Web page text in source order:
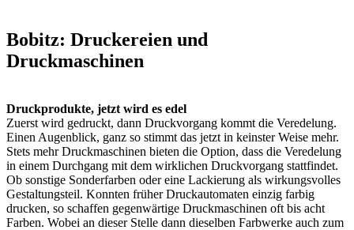
Bobitz: Druckereien und
Druckmaschinen
Druckprodukte, jetzt wird es edel
Zuerst wird gedruckt, dann Druckvorgang kommt die Veredelung.
Einen Augenblick, ganz so stimmt das jetzt in keinster Weise mehr.
Stets mehr Druckmaschinen bieten die Option, dass die Veredelung
in einem Durchgang mit dem wirklichen Druckvorgang stattfindet.
Ob sonstige Sonderfarben oder eine Lackierung als wirkungsvolles
Gestaltungsteil. Konnten früher Druckautomaten einzig farbig
drucken, so schaffen gegenwärtige Druckmaschinen oft bis acht
Farben. Wobei an dieser Stelle dann dieselben Farbwerke auch zum